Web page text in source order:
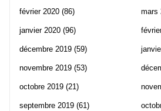
février 2020 (86)
janvier 2020 (96)
décembre 2019 (59)
novembre 2019 (53)
octobre 2019 (21)
septembre 2019 (61)
mars